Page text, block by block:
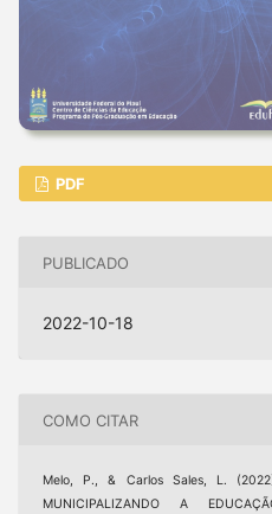
PDF
PUBLICADO
2022-10-18
COMO CITAR
Melo, P., & Carlos Sales, L.
MUNICIPALIZANDO A